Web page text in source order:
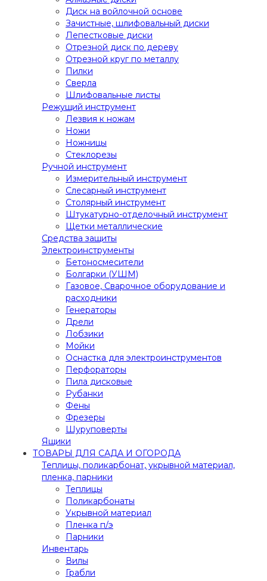
Диск на войлочной основе
Зачистные, шлифовальный диски
Лепестковые диски
Отрезной диск по дереву
Отрезной круг по металлу
Пилки
Сверла
Шлифовальные листы
Режущий инструмент
Лезвия к ножам
Ножи
Ножницы
Стеклорезы
Ручной инструмент
Измерительный инструмент
Слесарный инструмент
Столярный инструмент
Штукатурно-отделочный инструмент
Щетки металлические
Средства защиты
Электроинструменты
Бетоносмесители
Болгарки (УШМ)
Газовое, Сварочное оборудование и
расходники
Генераторы
Дрели
Лобзики
Мойки
Оснастка для электроинструментов
Перфораторы
Пила дисковые
Рубанки
Фены
Фрезеры
Шуруповерты
Ящики
ТОВАРЫ ДЛЯ САДА И ОГОРОДА
Теплицы, поликарбонат, укрывной материал,
пленка, парники
Теплицы
Поликарбонаты
Укрывной материал
Пленка п/э
Парники
Инвентарь
Вилы
Грабли